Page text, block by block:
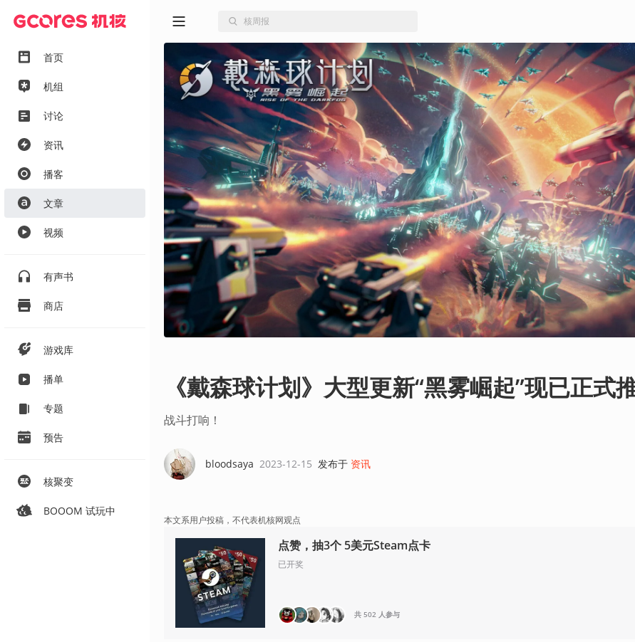
首页
机组
讨论
资讯
播客
文章
视频
有声书
商店
游戏库
播单
专题
预告
核聚变
BOOOM 试玩中
《戴森球计划》大型更新“黑雾崛起”现已正式
战斗打响！
bloodsaya 2023-12-15 发布于 资讯
本文系用户投稿，不代表机核网观点
点赞，抽3个 5美元Steam点卡
已开奖
共 502 人参与